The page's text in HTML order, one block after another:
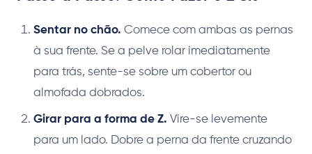
Sentar no chão. Comece com ambas as pernas
à sua frente. Se a pelve rolar imediatamente
para trás, sente-se sobre um cobertor ou
almofada dobrados.
Girar para a forma de Z. Vire-se levemente
para um lado. Dobre a perna da frente cruzando